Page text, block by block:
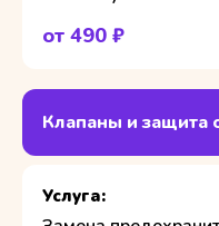
от 490 ₽
Клапаны и защита